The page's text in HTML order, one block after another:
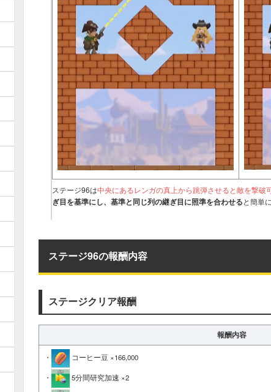
111
113 115
116
121
122 123 124 125
126
131
132 133 134 135
136
141
142 143 144 145
146
151
152 153 155
156
161
162 163 164 165
166
171
175
176
181
182 184 185
186
201
202 203 204 205
206
231
232 233
ステージ96は中央にあるレンガの真上から跳弾させると敵を撃破
ぎ目を基準にし、基準と同じ列の継ぎ目に照準を合わせると簡単
ステージ96の報酬内容
ステージクリア報酬
報酬内容
・ コーヒー豆 ×166,000
・ 5分間研究加速 ×2